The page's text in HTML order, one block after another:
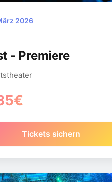
2026
- Premiere
Tickets sichern